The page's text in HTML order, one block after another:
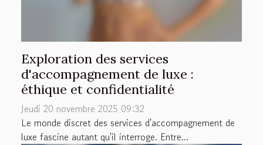
Exploration des services
d'accompagnement de luxe :
éthique et confidentialité
Jeudi 20 novembre 2025 09:32
Le monde discret des services d'accompagnement de
luxe fascine autant qu'il interroge. Entre...